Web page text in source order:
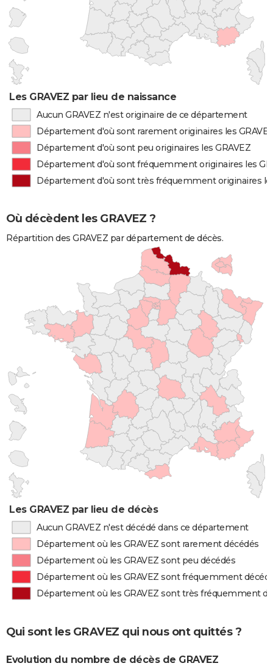
Les GRAVEZ par lieu de naissance
Aucun GRAVEZ n'est originaire de ce département
Département d'où sont rarement originaires les
Département d'où sont peu originaires les GRAVEZ
Département d'où sont fréquemment originaires les
Département d'où sont très fréquemment originaires
Où décèdent les GRAVEZ ?
Répartition des GRAVEZ par département de décès.
Les GRAVEZ par lieu de décès
Aucun GRAVEZ n'est décédé dans ce département
Département où les GRAVEZ sont rarement décédés
Département où les GRAVEZ sont peu décédés
Département où les GRAVEZ sont fréquemment
Département où les GRAVEZ sont très fréquemment
Qui sont les GRAVEZ qui nous ont quittés ?
Evolution du nombre de décès de GRAVEZ